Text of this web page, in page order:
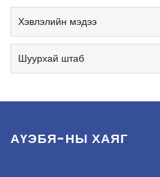
Хэвлэлийн мэдээ
Шуурхай штаб
АҮЭБЯ-НЫ ХАЯГ